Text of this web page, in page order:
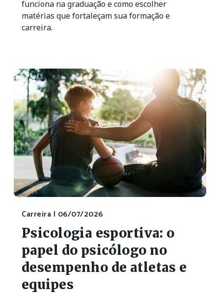
funciona na graduação e como escolher
matérias que fortaleçam sua formação e
carreira.
Carreira | 06/07/2026
Psicologia esportiva: o
papel do psicólogo no
desempenho de atletas e
equipes